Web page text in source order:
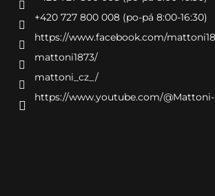
+420 727 800 008 (po-pá 8:00-16:30)
https://www.facebook.com/
mattoni1873/
mattoni_cz_/
https://www.youtube.com/